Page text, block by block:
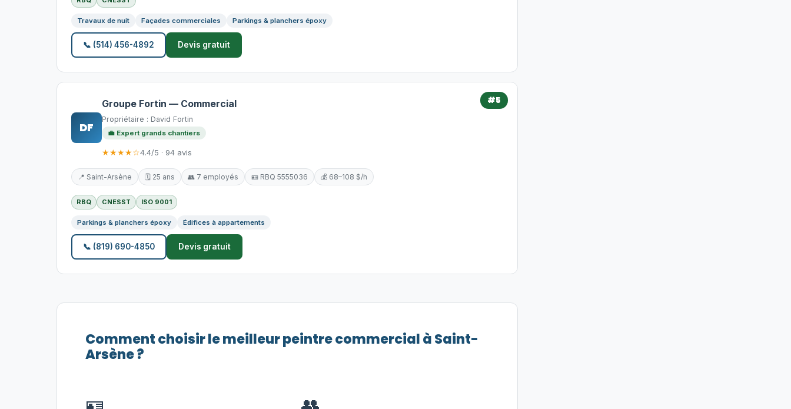
Travaux de nuit Façades commerciales Parkings & planchers époxy
📞 (514) 456-4892 Devis gratuit
#5
DF
Groupe Fortin — Commercial
Propriétaire : David Fortin
💼 Expert grands chantiers
★★★★☆4.4/5 · 94 avis
📍 Saint-Arsène 🗓️ 25 ans 👥 7 employés 🪪 RBQ 5555036 💰 68–108 $/h
RBQ CNESST ISO 9001
Parkings & planchers époxy Édifices à appartements
📞 (819) 690-4850 Devis gratuit
Comment choisir le meilleur peintre commercial à Saint-
Arsène ?